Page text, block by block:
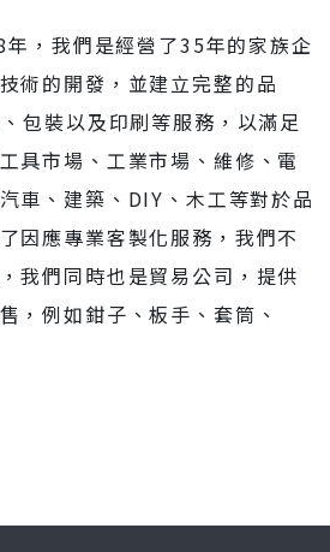
，我們是經營了35年的家族企
術的開發，並建立完整的品
包裝以及印刷等服務，以滿足
具市場、工業市場、維修、電
車、建築、DIY、木工等對於品
因應專業客製化服務，我們不
我們同時也是貿易公司，提供
，例如鉗子、板手、套筒、